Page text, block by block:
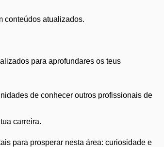
conteúdos atualizados.
para aprofundares os teus
de conhecer outros profissionais de
carreira.
para prosperar nesta área: curiosidade e